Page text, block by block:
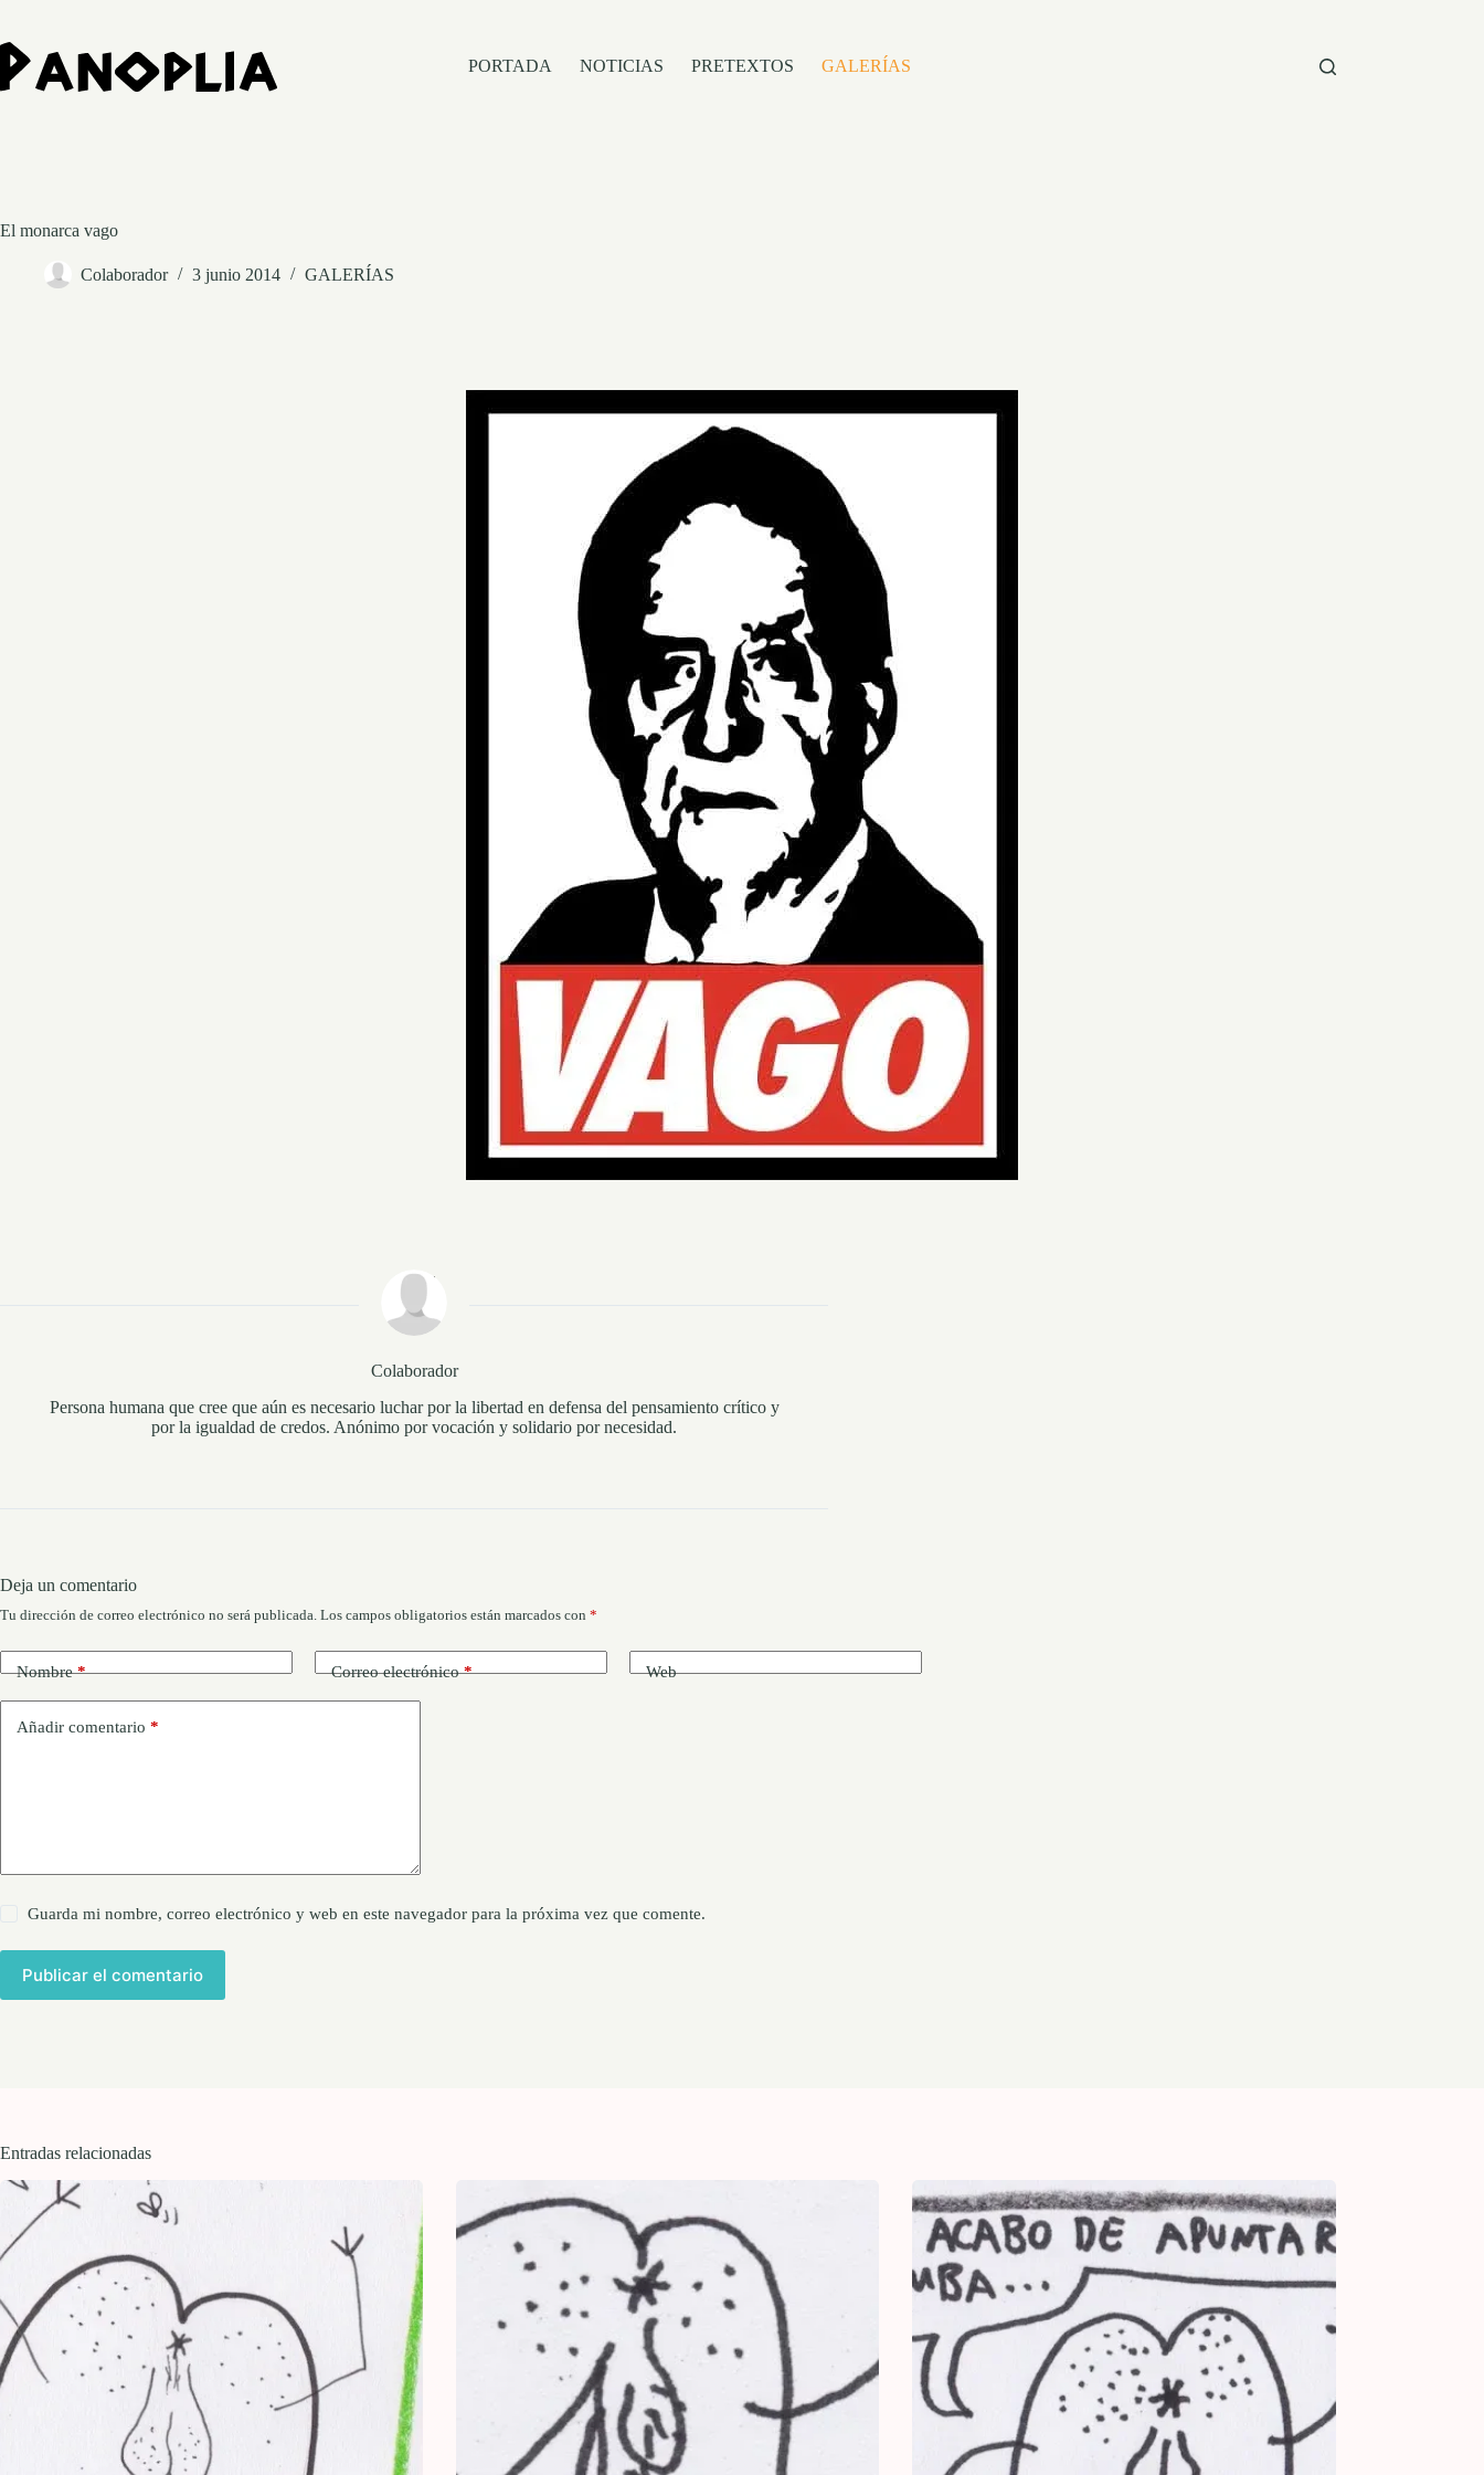
contenido
PORTADA
NOTICIAS PRETEXTOS GALERÍAS
El monarca vago
Colaborador 3 junio 2014 GALERÍAS
Colaborador
Persona humana que cree que aún es necesario luchar por la libertad en defensa del pensamiento crítico y
por la igualdad de credos. Anónimo por vocación y solidario por necesidad.
Deja un comentario
Tu dirección de correo electrónico no será publicada. Los campos obligatorios están marcados con *
Nombre* Correo electrónico* Web
Añadir comentario *
Guarda mi nombre, correo electrónico y web en este navegador para la próxima vez que comente.
Publicar el comentario
Entradas relacionadas